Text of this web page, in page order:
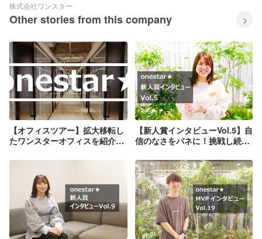
株式会社ワンスター
Other stories from this company
【オフィスツアー】拡大移転し
たワンスターオフィスを紹介し
【新人賞インタビューVol.5】自
信のなさをバネに！挑戦し続け
やりがい